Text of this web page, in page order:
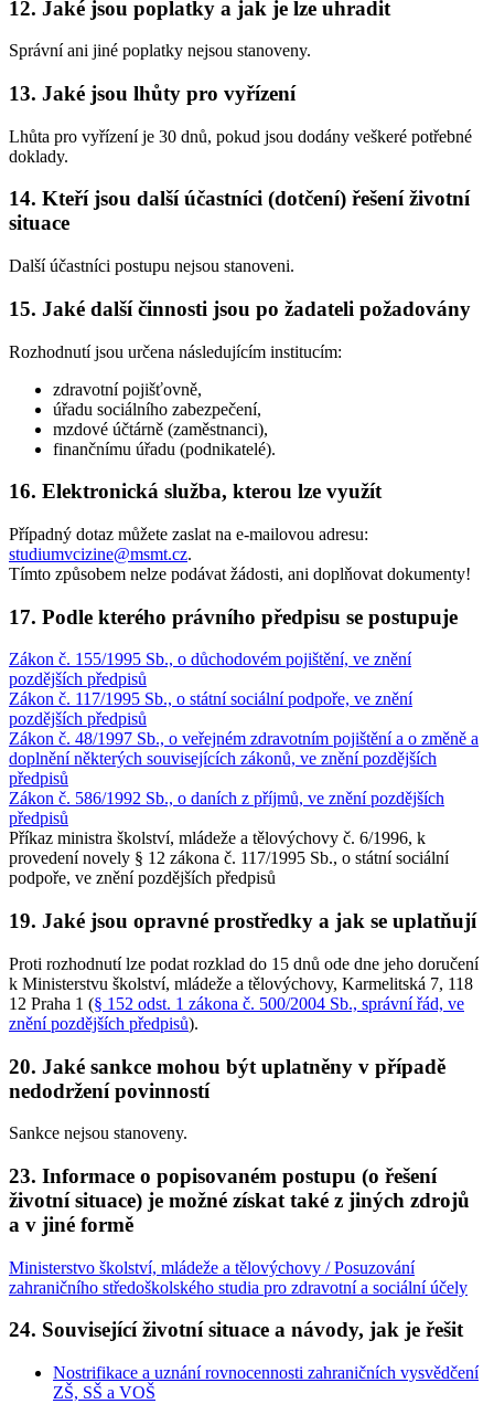
12. Jaké jsou poplatky a jak je lze uhradit
Správní ani jiné poplatky nejsou stanoveny.
13. Jaké jsou lhůty pro vyřízení
Lhůta pro vyřízení je 30 dnů, pokud jsou dodány veškeré potřebné
doklady.
14. Kteří jsou další účastníci (dotčení) řešení životní
situace
Další účastníci postupu nejsou stanoveni.
15. Jaké další činnosti jsou po žadateli požadovány
Rozhodnutí jsou určena následujícím institucím:
zdravotní pojišťovně,
úřadu sociálního zabezpečení,
mzdové účtárně (zaměstnanci),
finančnímu úřadu (podnikatelé).
16. Elektronická služba, kterou lze využít
Případný dotaz můžete zaslat na e-mailovou adresu:
studiumvcizine@msmt.cz.
Tímto způsobem nelze podávat žádosti, ani doplňovat dokumenty!
17. Podle kterého právního předpisu se postupuje
Zákon č. 155/1995 Sb., o důchodovém pojištění, ve znění
pozdějších předpisů
Zákon č. 117/1995 Sb., o státní sociální podpoře, ve znění
pozdějších předpisů
Zákon č. 48/1997 Sb., o veřejném zdravotním pojištění a o změně a
doplnění některých souvisejících zákonů, ve znění pozdějších
předpisů
Zákon č. 586/1992 Sb., o daních z příjmů, ve znění pozdějších
předpisů
Příkaz ministra školství, mládeže a tělovýchovy č. 6/1996, k
provedení novely § 12 zákona č. 117/1995 Sb., o státní sociální
podpoře, ve znění pozdějších předpisů
19. Jaké jsou opravné prostředky a jak se uplatňují
Proti rozhodnutí lze podat rozklad do 15 dnů ode dne jeho doručení
k Ministerstvu školství, mládeže a tělovýchovy, Karmelitská 7, 118
12 Praha 1 (§ 152 odst. 1 zákona č. 500/2004 Sb., správní řád, ve
znění pozdějších předpisů).
20. Jaké sankce mohou být uplatněny v případě
nedodržení povinností
Sankce nejsou stanoveny.
23. Informace o popisovaném postupu (o řešení
životní situace) je možné získat také z jiných zdrojů
a v jiné formě
Ministerstvo školství, mládeže a tělovýchovy / Posuzování
zahraničního středoškolského studia pro zdravotní a sociální účely
24. Související životní situace a návody, jak je řešit
Nostrifikace a uznání rovnocennosti zahraničních vysvědčení
ZŠ, SŠ a VOŠ